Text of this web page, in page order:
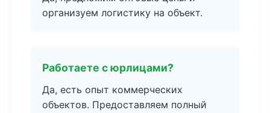
организуем логистику на объект.
Работаете с юрлицами?
Да, есть опыт коммерческих
объектов. Предоставляем полный